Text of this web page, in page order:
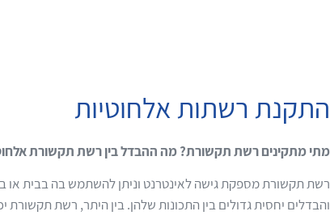
התקנת רשתות אלחוטיות
מתי מתקינים רשת תקשורת? מה ההבדל בין רשת תקשורת
רשת תקשורת מספקת גישה לאינטרנט וניתן להשתמש בה בבית
והבדלים יחסית גדולים בין התכונות שלהן. בין היתר, רשת תקשורת